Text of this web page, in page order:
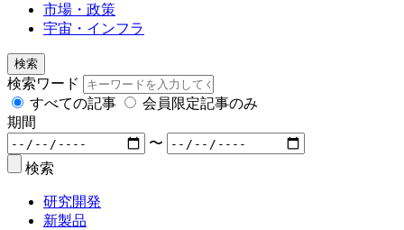
市場・政策
宇宙・インフラ
検索
検索ワード
すべての記事
会員限定記事のみ
期間
〜
検索
研究開発
新製品